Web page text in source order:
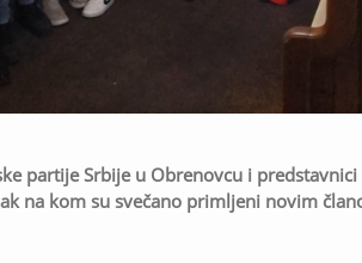
partije Srbije u Obrenovcu i predstavnici
na kom su svečano primljeni novim